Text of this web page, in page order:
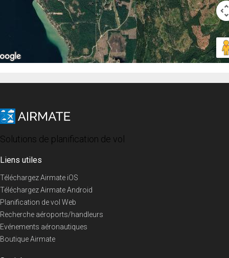
Solutions de planification de vol
Liens utiles
Téléchargez Airmate iOS
Téléchargez Airmate Android
Planification de vol Web
Recherche aéroports/handleurs
Evénements aéronautiques
Boutique Airmate